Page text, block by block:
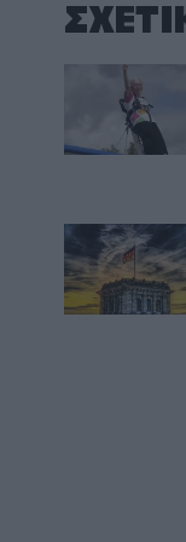
Η 97χρονη
Γερμανία: